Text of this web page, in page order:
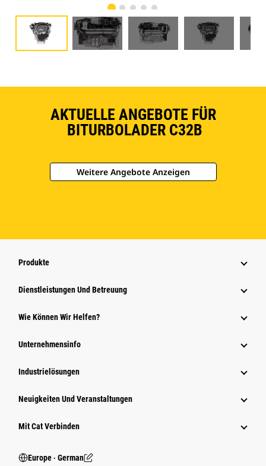
AKTUELLE ANGEBOTE FÜR
BITURBOLADER C32B
Weitere Angebote Anzeigen
Produkte
Dienstleistungen Und Betreuung
Wie Können Wir Helfen?
Unternehmensinfo
Industrielösungen
Neuigkeiten Und Veranstaltungen
Mit Cat Verbinden
Europe ‧ German